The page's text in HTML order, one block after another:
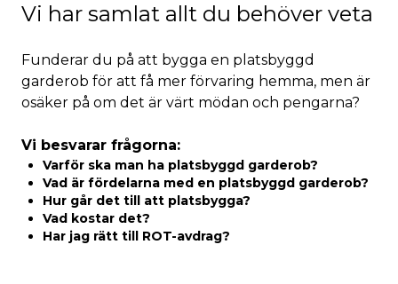
Vi har samlat allt du behöver veta
Funderar du på att bygga en platsbyggd
garderob för att få mer förvaring hemma, men är
osäker på om det är värt mödan och pengarna?
Vi besvarar frågorna:
Varför ska man ha platsbyggd garderob?
Vad är fördelarna med en platsbyggd garderob?
Hur går det till att platsbygga?
Vad kostar det?
Har jag rätt till ROT-avdrag?